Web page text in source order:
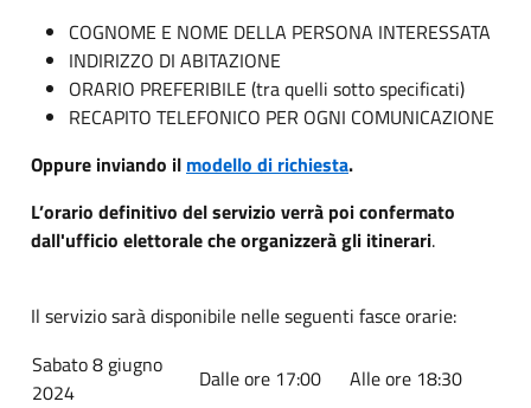
COGNOME E NOME DELLA PERSONA INTERESSATA
INDIRIZZO DI ABITAZIONE
ORARIO PREFERIBILE (tra quelli sotto specificati)
RECAPITO TELEFONICO PER OGNI COMUNICAZIONE
Oppure inviando il modello di richiesta.
L’orario definitivo del servizio verrà poi confermato
dall'ufficio elettorale che organizzerà gli itinerari.
Il servizio sarà disponibile nelle seguenti fasce orarie:
Sabato 8 giugno
2024
Dalle ore 17:00 Alle ore 18:30